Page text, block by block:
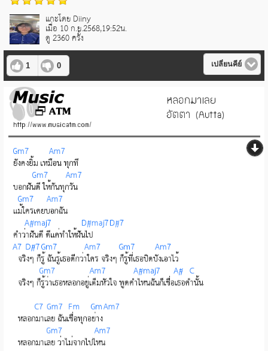
แกะโดย Diiny
เมื่อ 10 ก.ย.2568,19:52น.
ดู 2360 ครั้ง
1 0 เปลี่ยนคีย์